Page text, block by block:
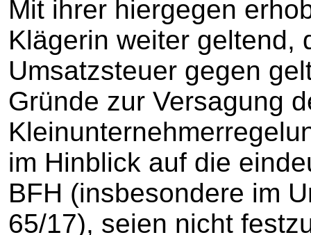
Mit ihrer hiergegen
Klägerin weiter geltend,
Umsatzsteuer gegen
Gründe zur Versagung
im Hinblick auf die
BFH (insbesondere im
65/17), seien nicht